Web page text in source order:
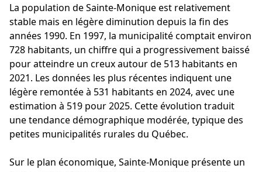
La population de Sainte-Monique est relativement
stable mais en légère diminution depuis la fin des
années 1990. En 1997, la municipalité comptait environ
728 habitants, un chiffre qui a progressivement baissé
pour atteindre un creux autour de 513 habitants en
2021. Les données les plus récentes indiquent une
légère remontée à 531 habitants en 2024, avec une
estimation à 519 pour 2025. Cette évolution traduit
une tendance démographique modérée, typique des
petites municipalités rurales du Québec.
Sur le plan économique, Sainte-Monique présente un